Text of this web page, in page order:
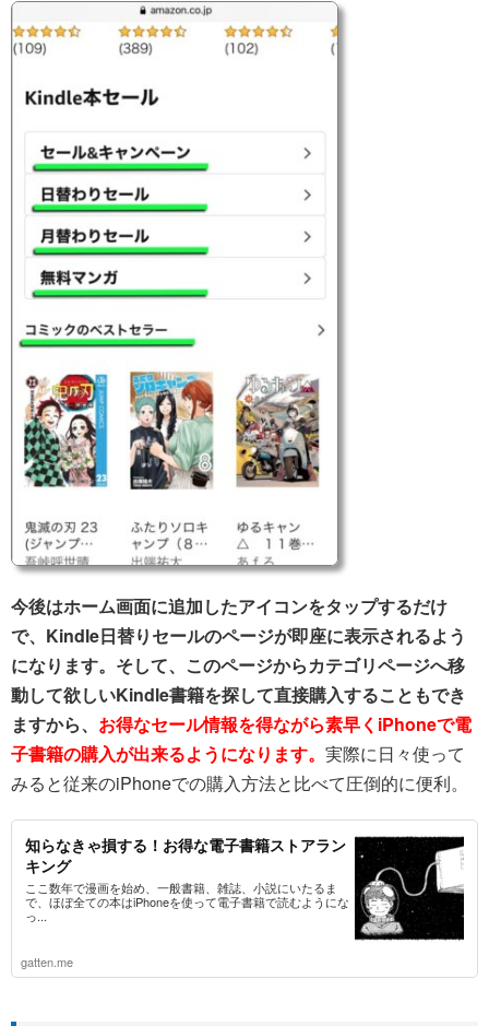
今後はホーム画面に追加したアイコンをタップするだけ
で、Kindle日替りセールのページが即座に表示されるよう
になります。そして、このページからカテゴリページへ移
動して欲しいKindle書籍を探して直接購入することもでき
ますから、 お得なセール情報を得ながら素早くiPhoneで電
子書籍の購入が出来るようになります。 実際に日々使って
みると従来のiPhoneでの購入方法と比べて圧倒的に便利。
知らなきゃ損する！お得な電子書籍ストアラン
キング
ここ数年で漫画を始め、一般書籍、雑誌、小説にいたるま
で、ほぼ全ての本はiPhoneを使って電子書籍で読むようにな
っ...
gatten.me